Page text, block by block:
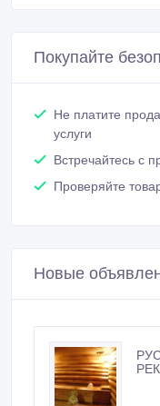
Покупайте
Не платите
услуги
Встречайтесь с
Проверяйте
Новые